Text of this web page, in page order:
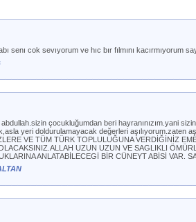
senı cok sevıyorum ve hıc bır fılmını kacırmıyorum
çocukluğumdan beri hayranınızım.yani
yeri doldurulamayacak değerleri aşılıyorum.zaten
VE TÜM TÜRK TOPLULUĞUNA VERDİĞİNİZ
UZUN UZUN VE SAGLIKLI
ANLATABİLECEGİ BİR CÜNEYT ABİSİ VAR.